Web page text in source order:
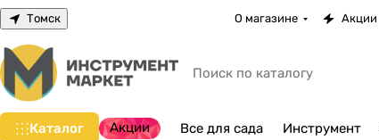
Томск О магазине Акции
Каталог Акции Все для сада Инструмент